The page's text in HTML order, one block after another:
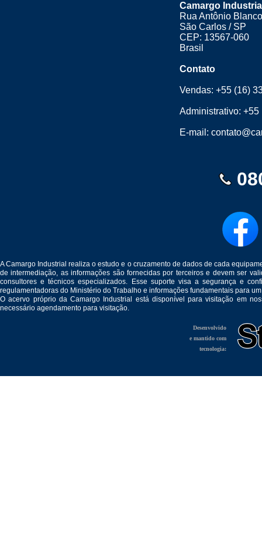
Camargo
Rua Antônio
São Carlos / SP
CEP: 13567-060
Brasil
Contato
Vendas:+55 (16)
Administrativo:+55
E-mail:
A Camargo Industrial realiza o estudo e o cruzamento de dados de cada
de intermediação, as informações são fornecidas por terceiros e devem ser
consultores e técnicos especializados. Esse suporte visa a segurança e
regulamentadoras do Ministério do Trabalho e informações fundamentais para
O acervo próprio da Camargo Industrial está disponível para visitação em
necessário agendamento para visitação.
Desenvolvido
e mantido com
tecnologia: